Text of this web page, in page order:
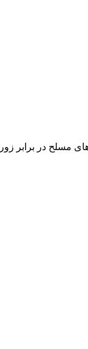
مسلح در برابر